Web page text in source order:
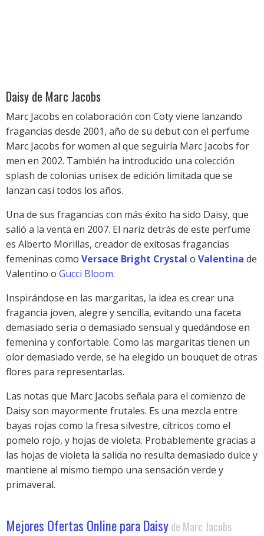
Daisy de Marc Jacobs
Marc Jacobs en colaboración con Coty viene lanzando
fragancias desde 2001, año de su debut con el perfume
Marc Jacobs for women al que seguiría Marc Jacobs for
men en 2002. También ha introducido una colección
splash de colonias unisex de edición limitada que se
lanzan casi todos los años.
Una de sus fragancias con más éxito ha sido Daisy, que
salió a la venta en 2007. El nariz detrás de este perfume
es Alberto Morillas, creador de exitosas fragancias
femeninas como Versace Bright Crystal o Valentina de
Valentino o Gucci Bloom.
Inspirándose en las margaritas, la idea es crear una
fragancia joven, alegre y sencilla, evitando una faceta
demasiado seria o demasiado sensual y quedándose en
femenina y confortable. Como las margaritas tienen un
olor demasiado verde, se ha elegido un bouquet de otras
flores para representarlas.
Las notas que Marc Jacobs señala para el comienzo de
Daisy son mayormente frutales. Es una mezcla entre
bayas rojas como la fresa silvestre, cítricos como el
pomelo rojo, y hojas de violeta. Probablemente gracias a
las hojas de violeta la salida no resulta demasiado dulce y
mantiene al mismo tiempo una sensación verde y
primaveral.
Mejores Ofertas Online para Daisyde Marc Jacobs